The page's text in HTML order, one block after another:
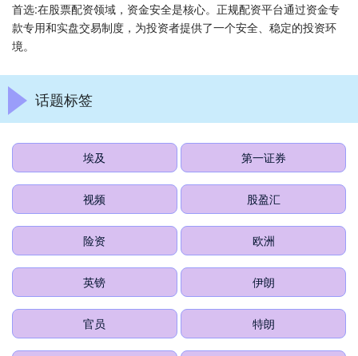
首选:在股票配资领域，资金安全是核心。正规配资平台通过资金专
款专用和实盘交易制度，为投资者提供了一个安全、稳定的投资环
境。
话题标签
埃及 第一证券
视频 股盈汇
险资 欧洲
英镑 伊朗
官员 特朗